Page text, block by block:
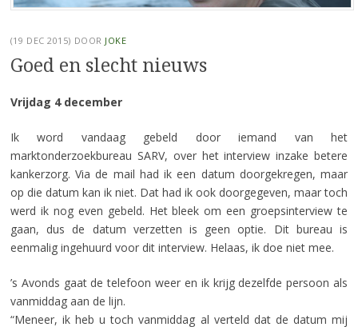
(19 DEC 2015) DOOR JOKE
Goed en slecht nieuws
Vrijdag 4 december
Ik word vandaag gebeld door iemand van het
marktonderzoekbureau SARV, over het interview inzake betere
kankerzorg. Via de mail had ik een datum doorgekregen, maar
op die datum kan ik niet. Dat had ik ook doorgegeven, maar toch
werd ik nog even gebeld. Het bleek om een groepsinterview te
gaan, dus de datum verzetten is geen optie. Dit bureau is
eenmalig ingehuurd voor dit interview. Helaas, ik doe niet mee.
’s Avonds gaat de telefoon weer en ik krijg dezelfde persoon als
vanmiddag aan de lijn.
“Meneer, ik heb u toch vanmiddag al verteld dat de datum mij